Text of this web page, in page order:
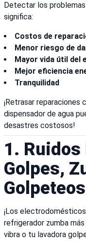
Detectar los
significa:
Costos de
Menor riesgo de
Mayor vida útil del
Mejor eficiencia
Tranquilidad
¡Retrasar reparaciones
dispensador de agua
desastres costosos!
1. Ruidos
Golpes,
¡Los
refrigerador zumba
vibra o tu lavadora